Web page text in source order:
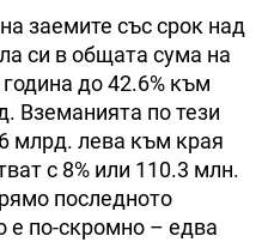
заемите със срок над
си в общата сума на
до 42.6% към
Вземанията по тези
млрд. лева към края
с 8% или 110.3 млн.
последното
е по-скромно – едва